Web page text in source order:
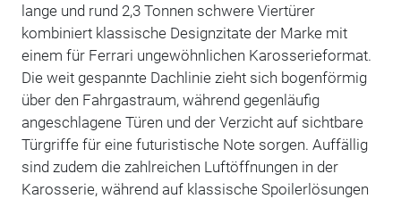
lange und rund 2,3 Tonnen schwere Viertürer
kombiniert klassische Designzitate der Marke mit
einem für Ferrari ungewöhnlichen Karosserieformat.
Die weit gespannte Dachlinie zieht sich bogenförmig
über den Fahrgastraum, während gegenläufig
angeschlagene Türen und der Verzicht auf sichtbare
Türgriffe für eine futuristische Note sorgen. Auffällig
sind zudem die zahlreichen Luftöffnungen in der
Karosserie, während auf klassische Spoilerlösungen